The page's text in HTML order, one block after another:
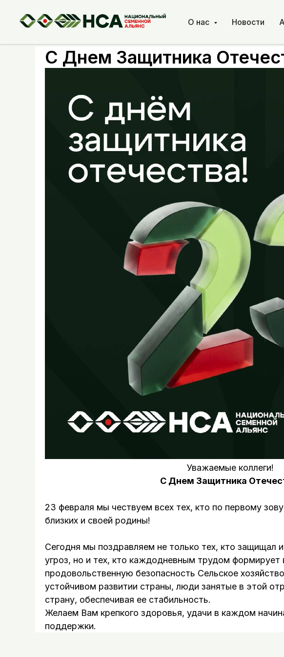
О нас Новости
С Днем Защитника
Уважаемые коллеги!
С Днем Защитника
23 февраля мы чествуем всех тех, кто по первому
близких и своей родины!
Сегодня мы поздравляем не только тех, кто защищал
угроз, но и тех, кто каждодневным трудом формирует
продовольственную безопасность Сельское
устойчивом развитии страны, люди занятые в этой
страну, обеспечивая ее стабильность.
Желаем Вам крепкого здоровья, удачи в каждом
поддержки.